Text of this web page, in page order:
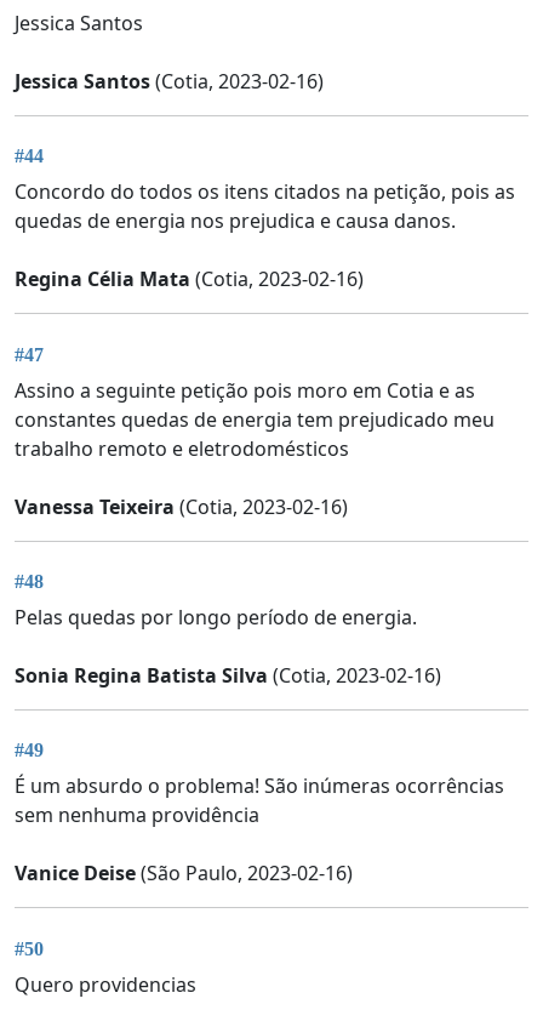
Jessica Santos
Jessica Santos(Cotia, 2023-02-16)
#44
Concordo do todos os itens citados na petição, pois as
quedas de energia nos prejudica e causa danos.
Regina Célia Mata (Cotia, 2023-02-16)
#47
Assino a seguinte petição pois moro em Cotia e as
constantes quedas de energia tem prejudicado meu
trabalho remoto e eletrodomésticos
Vanessa Teixeira (Cotia, 2023-02-16)
#48
Pelas quedas por longo período de energia.
Sonia Regina Batista Silva (Cotia, 2023-02-16)
#49
É um absurdo o problema! São inúmeras ocorrências
sem nenhuma providência
Vanice Deise(São Paulo, 2023-02-16)
#50
Quero providencias